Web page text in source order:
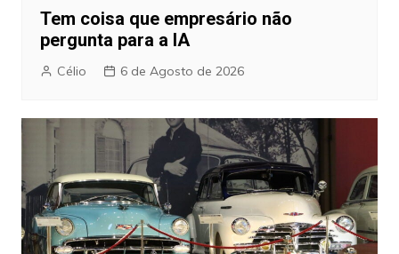
Tem coisa que empresário não
pergunta para a IA
Célio 6 de Agosto de 2026